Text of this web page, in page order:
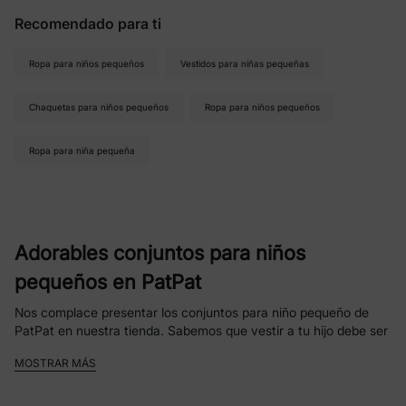
Recomendado para ti
Ropa para niños pequeños Vestidos para niñas pequeñas
Chaquetas para niños pequeños Ropa para niños pequeños
Ropa para niña pequeña
Adorables conjuntos para niños
pequeños en PatPat
Nos complace presentar los conjuntos para niño pequeño de
PatPat en nuestra tienda. Sabemos que vestir a tu hijo debe ser
seleccionada, encontrarás opciones de ropa elegantes,
MOSTRAR MÁS